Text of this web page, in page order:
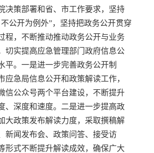
决策部署和省、市工作要求，坚持
公开为例外”，坚持把政务公开贯穿
程，不断推动推动政务公开与业务
切实提高应急管理部门政府信息公
平。一是进一步完善政务公开制
应急局信息公开和政策解读工作，
信公众号两个平台建设，不断提升
、深度和速度。二是进一步提高政
大政策发布解读力度，采取撰稿解
新闻发布会、政策问答、接受访
形式不断提升解读成效，确保广大